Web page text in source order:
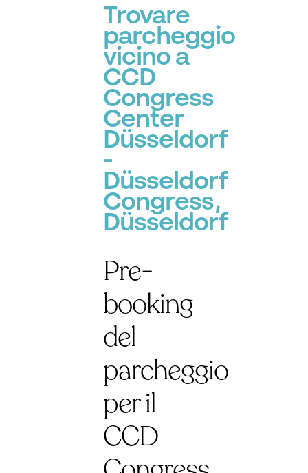
Trovare
parcheggio
vicino a
CCD
Congress
Center
Düsseldorf
-
Düsseldorf
Congress,
Düsseldorf
Pre-
booking
del
parcheggio
per il
CCD